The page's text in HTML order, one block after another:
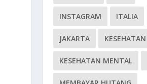
INSTAGRAM ITALIA
JAKARTA KESEHATAN
KESEHATAN MENTAL